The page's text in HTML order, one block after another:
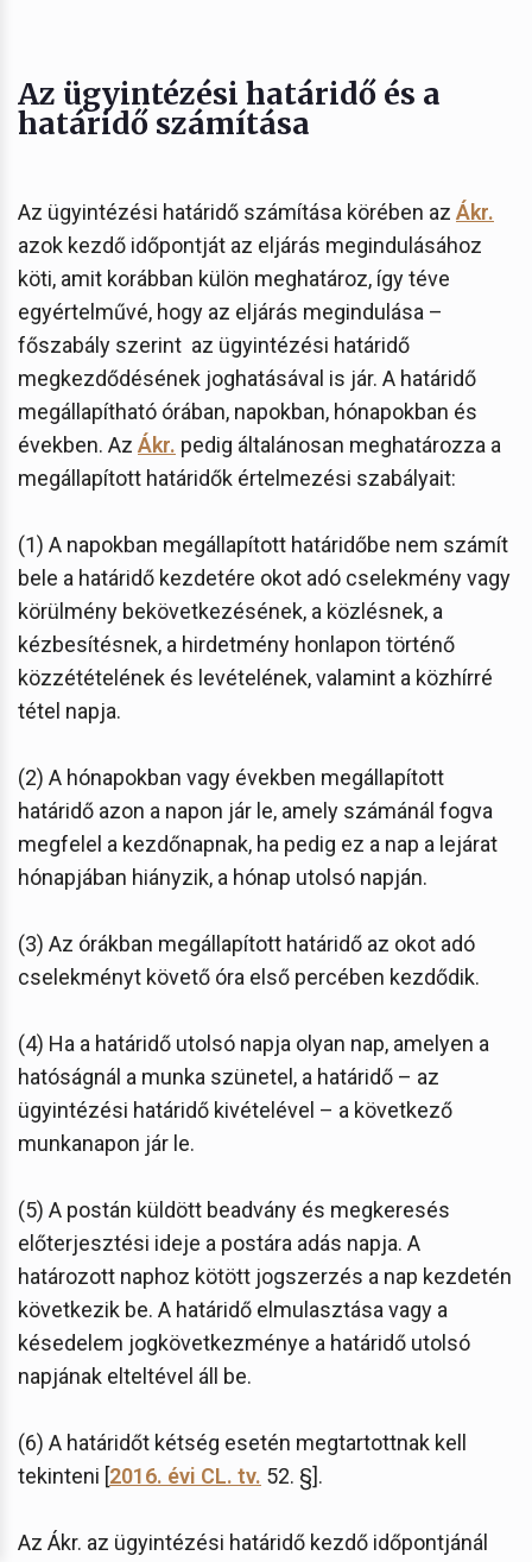
Az ügyintézési határidő és a
határidő számítása
Az ügyintézési határidő számítása körében az Ákr.
azok kezdő időpontját az eljárás megindulásához
köti, amit korábban külön meghatároz, így téve
egyértelművé, hogy az eljárás megindulása –
főszabály szerint az ügyintézési határidő
megkezdődésének joghatásával is jár. A határidő
megállapítható órában, napokban, hónapokban és
években. Az Ákr. pedig általánosan meghatározza a
megállapított határidők értelmezési szabályait:
(1) A napokban megállapított határidőbe nem számít
bele a határidő kezdetére okot adó cselekmény vagy
körülmény bekövetkezésének, a közlésnek, a
kézbesítésnek, a hirdetmény honlapon történő
közzétételének és levételének, valamint a közhírré
tétel napja.
(2) A hónapokban vagy években megállapított
határidő azon a napon jár le, amely számánál fogva
megfelel a kezdőnapnak, ha pedig ez a nap a lejárat
hónapjában hiányzik, a hónap utolsó napján.
(3) Az órákban megállapított határidő az okot adó
cselekményt követő óra első percében kezdődik.
(4) Ha a határidő utolsó napja olyan nap, amelyen a
hatóságnál a munka szünetel, a határidő – az
ügyintézési határidő kivételével – a következő
munkanapon jár le.
(5) A postán küldött beadvány és megkeresés
előterjesztési ideje a postára adás napja. A
határozott naphoz kötött jogszerzés a nap kezdetén
következik be. A határidő elmulasztása vagy a
késedelem jogkövetkezménye a határidő utolsó
napjának elteltével áll be.
(6) A határidőt kétség esetén megtartottnak kell
tekinteni [2016. évi CL. tv. 52. §].
Az Ákr. az ügyintézési határidő kezdő időpontjánál